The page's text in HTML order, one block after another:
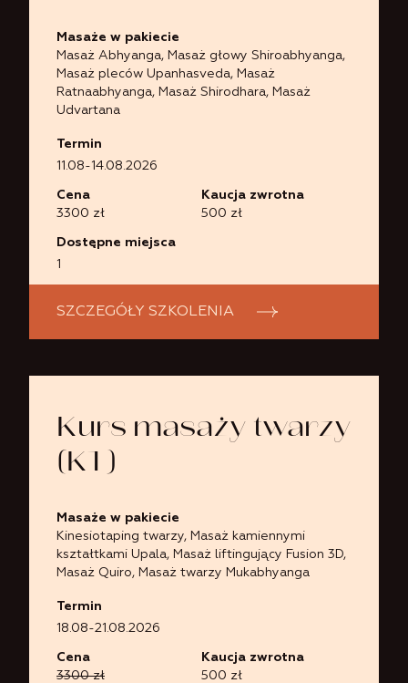
Masaże w pakiecie
Masaż Abhyanga, Masaż głowy Shiroabhyanga,
Masaż pleców Upanhasveda, Masaż
Ratnaabhyanga, Masaż Shirodhara, Masaż
Udvartana
Termin
11.08-14.08.2026
Cena
3300 zł
Kaucja zwrotna
500 zł
Dostępne miejsca
1
SZCZEGÓŁY SZKOLENIA
Kurs masaży twarzy
(KT)
Masaże w pakiecie
Kinesiotaping twarzy, Masaż kamiennymi
kształtkami Upala, Masaż liftingujący Fusion 3D,
Masaż Quiro, Masaż twarzy Mukabhyanga
Termin
18.08-21.08.2026
Cena
3300 zł
Kaucja zwrotna
500 zł